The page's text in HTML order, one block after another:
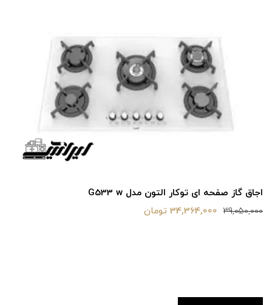
اجاق گاز صفحه ای توکار التون مدل G533 w
39,050,000 34,364,000 تومان